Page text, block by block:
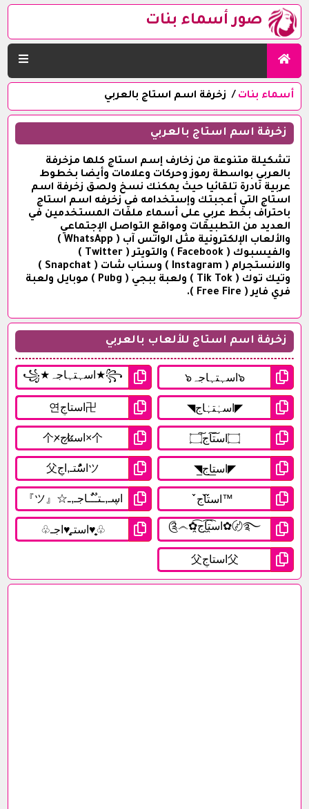
صور أسماء بنات
أسماء بنات زخرفة اسم استاج بالعربي
زخرفة اسم استاج بالعربي
تشكيلة متنوعة من زخارف إسم استاج كلها مزخرفة
بالعربي بواسطة رموز وحركات وعلامات وأيضا بخطوط
عربية نادرة تلقائيا حيث يمكنك نسخ ولصق زخرفة اسم
استاج التي أعجبتك وإستخدامه في زخرفه اسم استاج
باحتراف بخط عربي على أسماء ملفات المستخدمين في
العديد من التطبيقات ومواقع التواصل الإجتماعي
والألعاب الإلكترونية مثل الواتس آب ( WhatsApp )
والفيسبوك ( Facebook ) والتويتر ( Twitter )
والانستجرام ( Instagram ) وسناب شات ( Snapchat )
وتيك توك ( Tik Tok ) ولعبة ببجي ( Pubg ) موبايل ولعبة
فري فاير ( Free Fire ).
زخرفة اسم استاج للألعاب بالعربي